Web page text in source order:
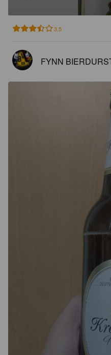
3.5
FYNN